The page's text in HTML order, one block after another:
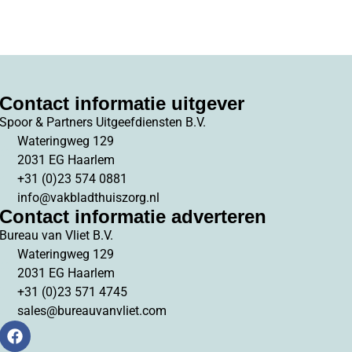
Contact informatie uitgever
Spoor & Partners Uitgeefdiensten B.V.
Wateringweg 129
2031 EG Haarlem
+31 (0)23 574 0881
info@vakbladthuiszorg.nl
Contact informatie adverteren
Bureau van Vliet B.V.
Wateringweg 129
2031 EG Haarlem
+31 (0)23 571 4745
sales@bureauvanvliet.com